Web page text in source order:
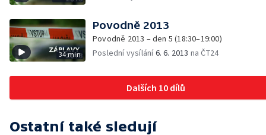
34 min
Povodně 2013
Povodně 2013 – den 5 (18:30–19:00)
Poslední vysílání6. 6. 2013 na ČT24
Dalších 10 dílů
Ostatní také sledují